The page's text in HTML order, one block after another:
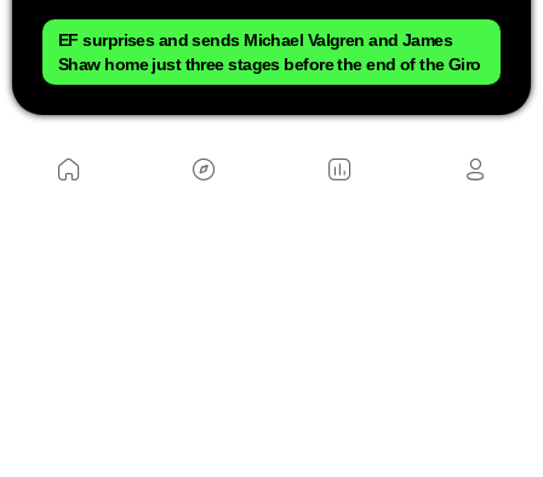
Os últimos vencedores de cada camisa
Os vencedores das principais classificações na
Camisa amarela (classificação geral): Tadej
Pogacar
EF surprises and sends Michael Valgren and James
Shaw home just three stages before the end of the Giro